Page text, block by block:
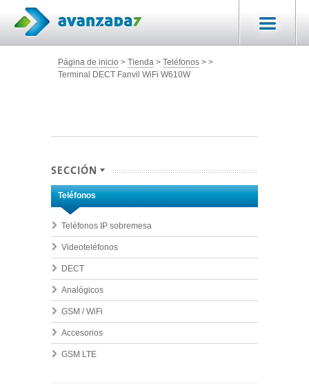
Página de inicio Tienda
Teléfonos
Terminal DECT Fanvil WiFi W610W
SECCIÓN
Teléfonos
Teléfonos IP sobremesa
Videoteléfonos
DECT
Analógicos
GSM / WiFi
Accesorios
GSM LTE